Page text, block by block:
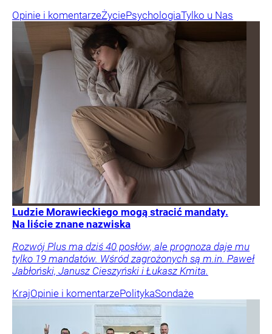
Opinie i komentarzeŻyciePsychologiaTylko u Nas
Ludzie Morawieckiego mogą stracić mandaty.
Na liście znane nazwiska
Rozwój Plus ma dziś 40 posłów, ale prognoza daje mu
tylko 19 mandatów. Wśród zagrożonych są m.in. Paweł
Jabłoński, Janusz Cieszyński i Łukasz Kmita.
KrajOpinie i komentarzePolitykaSondaże